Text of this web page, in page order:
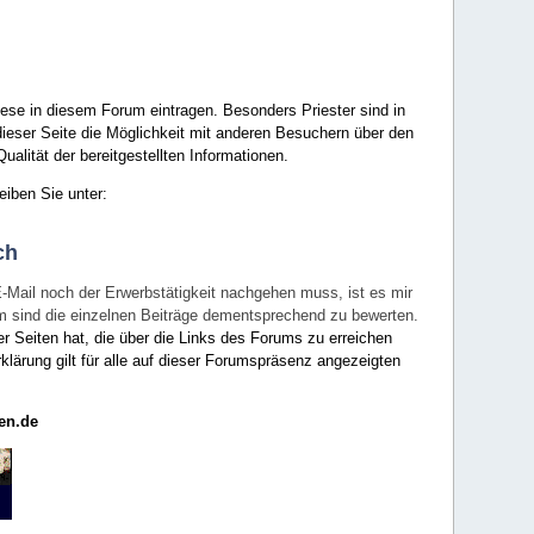
in diesem Forum eintragen. Besonders Priester sind in
Seite die Möglichkeit mit anderen Besuchern über den
der bereitgestellten Informationen.
Sie unter:
noch der Erwerbstätigkeit nachgehen muss, ist es mir
die einzelnen Beiträge dementsprechend zu bewerten.
Seiten hat, die über die Links des Forums zu erreichen
gilt für alle auf dieser Forumspräsenz angezeigten